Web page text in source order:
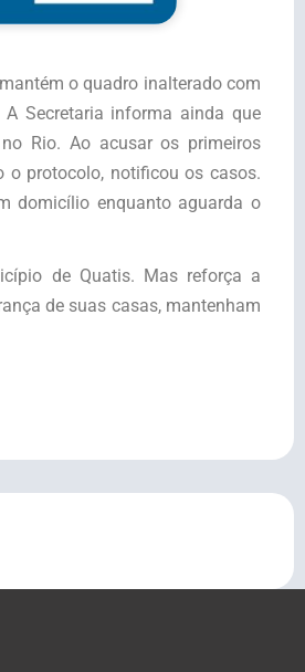
o quadro inalterado com
Secretaria informa ainda que
Rio. Ao acusar os primeiros
o protocolo, notificou os casos.
domicílio enquanto aguarda o
de Quatis. Mas reforça a
de suas casas, mantenham